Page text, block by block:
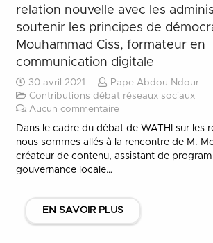
relation nouvelle avec les
soutenir les principes de
Mouhammad Ciss, formateur en
communication digitale
30 avril 2021
Pape Abdou Ndour
Contributions débat réseaux sociaux
Aucun commentaire
Dans le cadre du débat de WATHI sur les
nous sommes allés à la rencontre de M.
créateur de contenu, assistant de
gouvernance locale…
EN SAVOIR PLUS